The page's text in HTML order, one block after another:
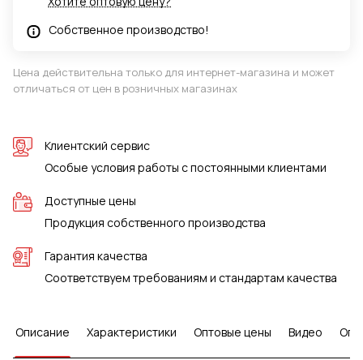
Собственное производство!
Цена действительна только для интернет-магазина и может
отличаться от цен в розничных магазинах
Клиентский сервис
Особые условия работы с постоянными клиентами
Доступные цены
Продукция собственного производства
Гарантия качества
Соответствуем требованиям и стандартам качества
Описание Характеристики Оптовые цены Видео